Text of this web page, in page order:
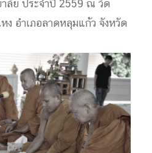
ลัย ประจำปี 2559 ณ วัด
อำเภอลาดหลุมแก้ว จังหวัด